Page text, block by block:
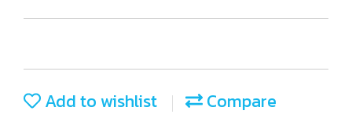
Add to wishlist Compare